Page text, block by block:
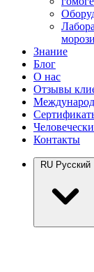
Знание
Блог
О нас
Отзывы
Контакты
RU Русский